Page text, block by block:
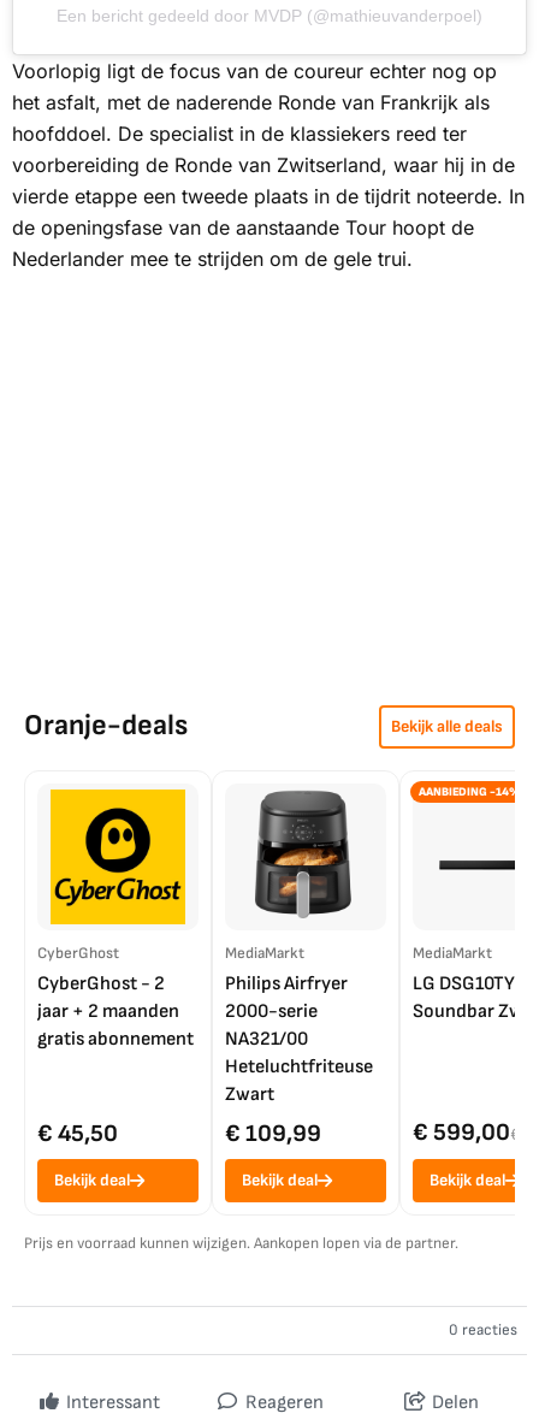
Een bericht gedeeld door MVDP (@mathieuvanderpoel)
Voorlopig ligt de focus van de coureur echter nog op
het asfalt, met de naderende Ronde van Frankrijk als
hoofddoel. De specialist in de klassiekers reed ter
voorbereiding de Ronde van Zwitserland, waar hij in de
vierde etappe een tweede plaats in de tijdrit noteerde. In
de openingsfase van de aanstaande Tour hoopt de
Nederlander mee te strijden om de gele trui.
Oranje-deals Bekijk alle deals
CyberGhost
CyberGhost - 2
jaar + 2 maanden
gratis abonnement
€ 45,50
Bekijk deal
MediaMarkt
Philips Airfryer
2000-serie
NA321/00
Heteluchtfriteuse
Zwart
€ 109,99
Bekijk deal
AANBIEDING -14%
MediaMarkt
LG DSG10TY
Soundbar
€ 599,00€
Bekijk deal
Prijs en voorraad kunnen wijzigen. Aankopen lopen via de partner.
0 reacties
Interessant Reageren Delen